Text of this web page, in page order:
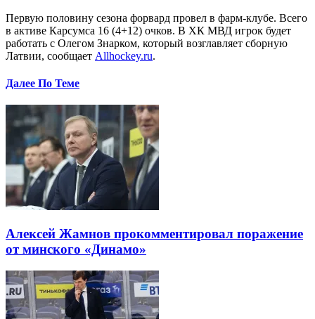
Первую половину сезона форвард провел в фарм-клубе. Всего
в активе Карсумса 16 (4+12) очков. В ХК МВД игрок будет
работать с Олегом Знарком, который возглавляет сборную
Латвии, сообщает Allhockey.ru.
Далее По Теме
Алексей Жамнов прокомментировал поражение
от минского «Динамо»